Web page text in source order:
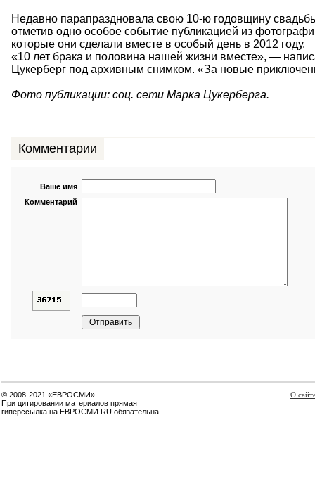
Недавно парапраздновала свою 10-ю годовщину
отметив одно особое событие публикацией из
которые они сделали вместе в особый день в 2012 году.
«10 лет брака и половина нашей жизни вместе», —
Цукерберг под архивным снимком. «За новые
Фото публикации: соц. сети Марка Цукерберга.
Комментарии
Ваше имя
Комментарий
© 2008-2021 «ЕВРОСМИ»
При цитировании материалов прямая
гиперссылка на ЕВРОСМИ.RU обязательна.
О